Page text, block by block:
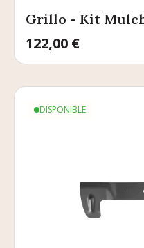
Grillo - Kit
Prix
122,00 €
DISPONIBLE